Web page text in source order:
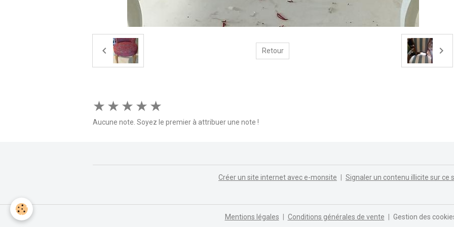
Retour
★ ★ ★ ★ ★
Aucune note. Soyez le premier à attribuer une note !
Créer un site internet avec e-monsite Signaler un contenu illicite sur ce
Mentions légales Conditions générales de vente Gestion des